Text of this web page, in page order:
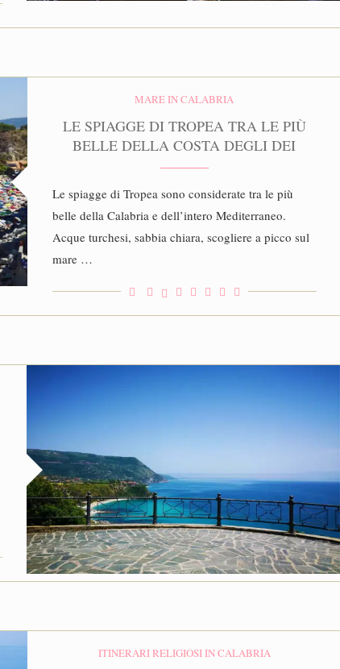
MARE IN CALABRIA
LE SPIAGGE DI TROPEA TRA LE PIÙ
BELLE DELLA COSTA DEGLI DEI
Le spiagge di Tropea sono considerate tra le più
belle della Calabria e dell’intero Mediterraneo.
Acque turchesi, sabbia chiara, scogliere a picco sul
mare …
ITINERARI RELIGIOSI IN CALABRIA